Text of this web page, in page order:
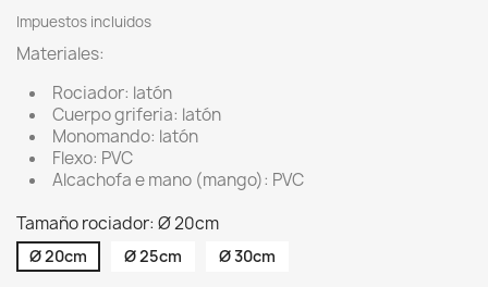
Impuestos incluidos
Materiales:
Rociador: latón
Cuerpo griferia: latón
Monomando: latón
Flexo: PVC
Alcachofa e mano (mango): PVC
Tamaño rociador: Ø 20cm
Ø 20cm Ø 25cm Ø 30cm